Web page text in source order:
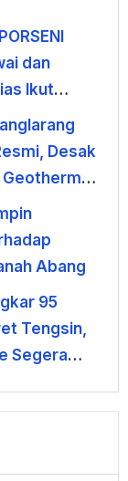
dan
Ikut
Desak
Geothermal
Abang
95
Tengsin,
Segera